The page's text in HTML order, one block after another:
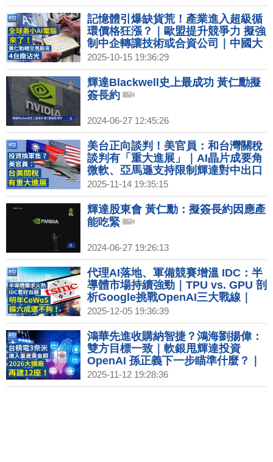
記憶體引爆缺貨荒！產業進入超級循
環價格狂漲？｜歐盟提升競爭力 擬強
制中企轉讓技術或合資公司｜中國大
疆擬在美國成立公司 金蟬脫殼引安全
疑慮｜中國知名企業家接連墜樓身亡
知情人爆內幕｜賈永婕出席紡織展時
尚秀 曝小S金鐘服裝細節｜星宇Q4動
能明顯回升 明年有望開首條歐洲線
2025-10-15 19:36:29
輝達Blackwell史上最成功 黃仁勳擬
簽長約
2024-06-27 12:45:26
美台正向談判！美官員：和台灣關稅
談判有「重大進展」｜AI晶片成要角
微軟、亞馬遜支持限制輝達對中出口
｜暗示貨幣鬆綁？經濟學人：台幣遭
低估居全球之冠｜中國經濟難掩疲弱
固定投資放緩、房地產危機加劇
2025-11-14 19:35:15
輝達股東會 黃仁勳：擬簽長約因應產
能吃緊
2024-06-27 19:26:13
代理AI落地、軍備競賽增溫 IDC：半
導體市場持續強勁｜TPU vs. GPU 剖
析Google挑戰OpenAI三大戰線｜
Netflix獨家洽購華納兄弟 全球影視產
業大洗牌｜台灣11月CPI年增1.23%
連7個月低於通膨警戒線
2025-12-05 19:36:39
鴻華先進收購納智捷？鴻海劉揚偉：
雙方目標一致｜軟銀甩輝達投資
OpenAI 孫正義下一步瞄準什麼？｜
新壽北士科解約案通過 北市府：輝達
擬下週派員來台｜台美破獲太子集團
2025-11-12 19:28:36